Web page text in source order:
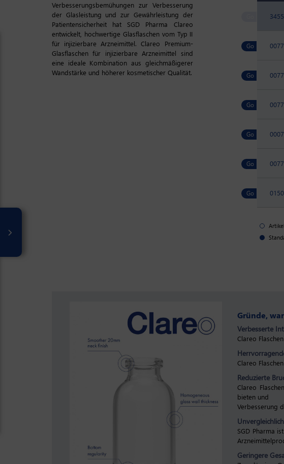
Verbesserungsbemühungen zur Verbesserung
der Glasleistung und zur Gewährleistung der
Patientensicherheit hat SGD Pharma Clareo
entwickelt, hochwertige Glasflaschen vom Typ II
für injizierbare Arzneimittel. Clareo Premium-
Glasflaschen für injizierbare Arzneimittel sind
eine ideale Kombination aus gleichmäßigerer
Wandstärke und höherer kosmetischer Qualität.
Gründe,
Verbesserte
Clareo
Clareo
Reduzierte
Clareo
bieten und
Verbesserung
SGD Pharma
Geringere